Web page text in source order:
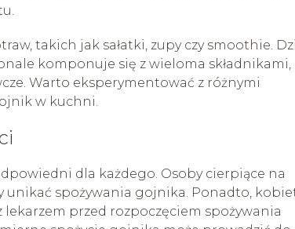
takich jak sałatki, zupy czy smoothie.
komponuje się z wieloma składnikami,
Warto eksperymentować z różnymi
w kuchni.
dla każdego. Osoby cierpiące na
spożywania gojnika. Ponadto,
przed rozpoczęciem spożywania